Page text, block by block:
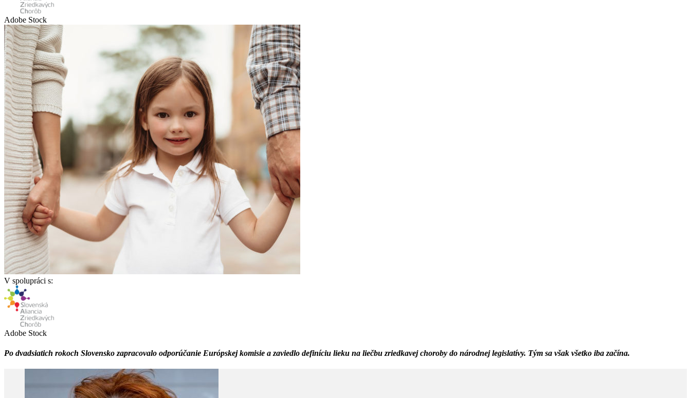
Adobe Stock
V spolupráci s:
Adobe Stock
Po dvadsiatich rokoch Slovensko zapracovalo odporúčanie Európskej komisie a zaviedlo definíciu lieku na liečbu zriedkavej choroby do národnej legislatívy. Tým sa však všetko iba začína.